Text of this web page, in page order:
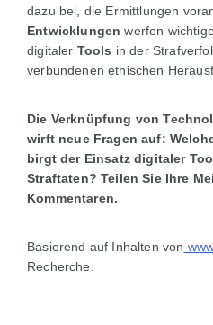
dazu bei, die Ermittlungen
Entwicklungen werfen
digitaler Tools in der
verbundenen ethischen
Die Verknüpfung von
wirft neue Fragen auf:
birgt der Einsatz digitaler
Straftaten? Teilen Sie Ihre
Kommentaren.
Basierend auf Inhalten von
Recherche.